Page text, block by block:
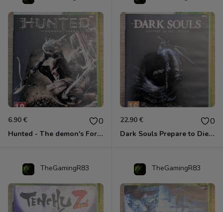
6.90 € 0
Hunted - The demon's Forge Xbox 360 (Complet CIB)
22.90 € 0
Dark Souls Prepare to Die Edition XBOX 360
TheGamingR83 TheGamingR83